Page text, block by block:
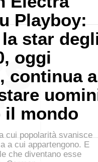
Playboy:
star
oggi
continua a
mondo
cui popolarità svanisce
a cui appartengono. E
che diventano esse